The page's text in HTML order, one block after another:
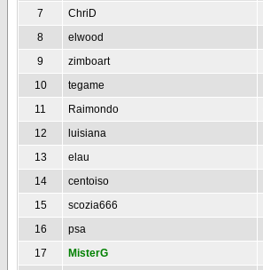
7
ChriD
8
elwood
9
zimboart
10
tegame
11
Raimondo
12
luisiana
13
elau
14
centoiso
15
scozia666
16
psa
17
MisterG